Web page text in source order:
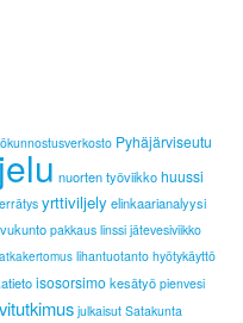
Pyhäjärviseutu
nuorten työviikkohuussi
yrttiviljelyelinkaarianalyysi
pakkaus linssi jätevesiviikko
lihantuotanto hyötykäyttö
isosorsimo kesätyö pienvesi
julkaisut Satakunta